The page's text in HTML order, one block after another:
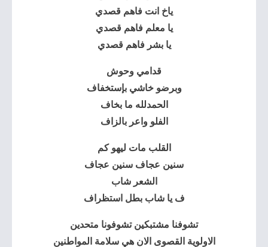
ياخ انت فاهم قصدي
يا معلم فاهم قصدي
يا بشر فاهم قصدي
قدامي وحوش
وبرضو خاشي بإستخفاف
الحمدلله ما بخاف
الفلو واعر بالزاف
القلب مات ليهو كم
سنين عجاف سنين عجاف
الشعر شاب
ف يا شاب بطل استظراف
تشوفنا مشتبكين تشوفونا متحدين
الاولوية القصوى الان هي سلامة المواطنين